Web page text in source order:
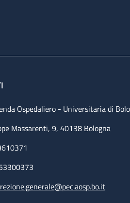
Ospedaliero - Universitaria di
Massarenti, 9, 40138 Bologna